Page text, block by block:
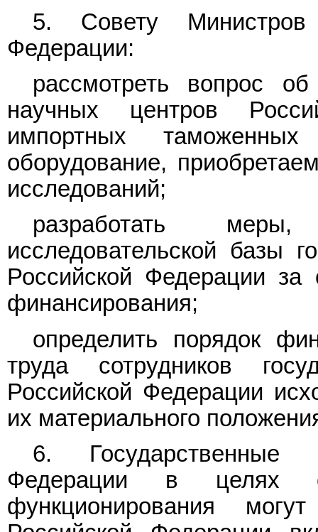
5. Совету Министров
Федерации:
рассмотреть вопрос об
научных центров
импортных
оборудование,
исследований;
разработать
исследовательской базы
Российской Федерации за
финансирования;
определить порядок
труда сотрудников
Российской Федерации
их материального
6. Государственные
Федерации в целях
функционирования